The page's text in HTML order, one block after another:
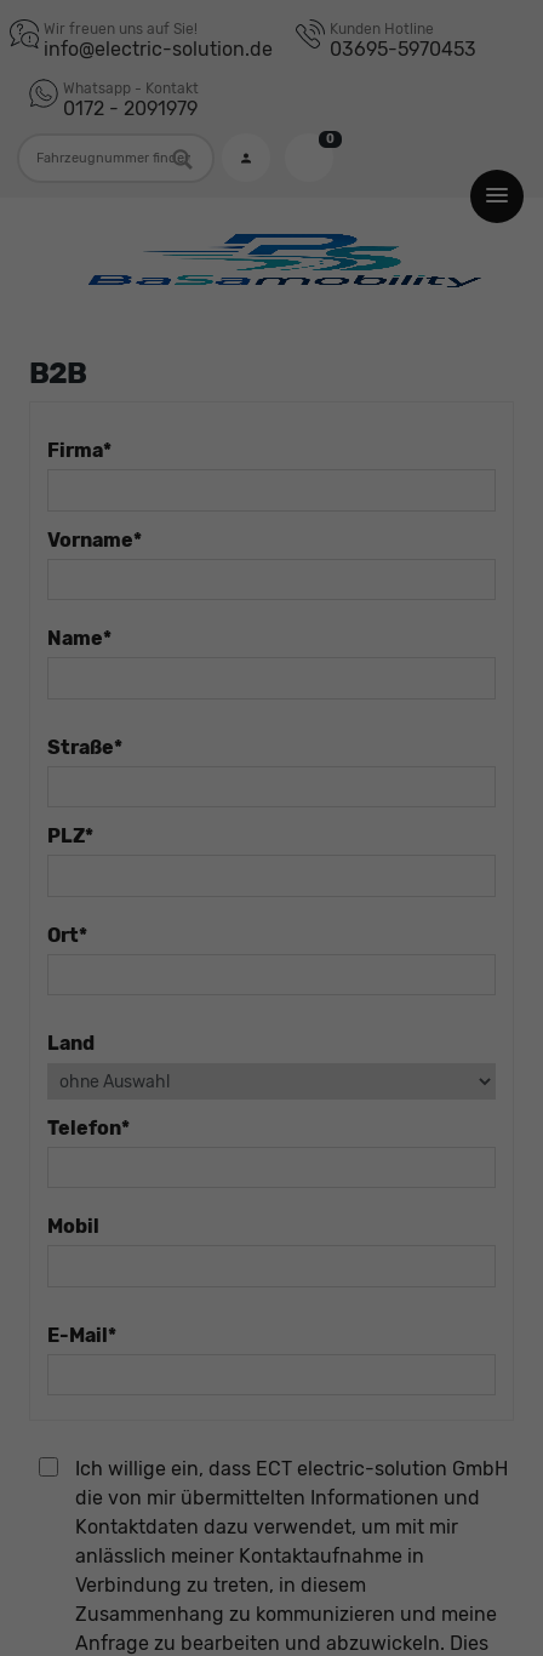
Wir freuen uns auf Sie!
info@electric-solution.de
Kunden Hotline
03695-5970453
Whatsapp - Kontakt
0172 - 2091979
0
B2B
Firma*
Vorname*
Name*
Straße*
PLZ*
Ort*
Land
Telefon*
Mobil
E-Mail*
Ich willige ein, dass ECT electric-solution GmbH
die von mir übermittelten Informationen und
Kontaktdaten dazu verwendet, um mit mir
anlässlich meiner Kontaktaufnahme in
Verbindung zu treten, in diesem
Zusammenhang zu kommunizieren und meine
Anfrage zu bearbeiten und abzuwickeln. Dies